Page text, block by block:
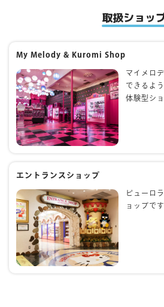
取扱ショッ
My Melody & Kuromi Shop
マイメロ
できるよ
体験型シ
エントランスショップ
ピューロ
ョップです